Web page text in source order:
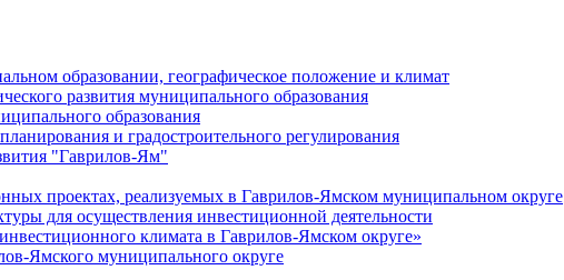
образовании, географическое положение и климат
развития муниципального образования
образования
и градостроительного регулирования
"Гаврилов-Ям"
проектах, реализуемых в Гаврилов-Ямском муниципальном округе
для осуществления инвестиционной деятельности
климата в Гаврилов-Ямском округе»
Ямского муниципального округе